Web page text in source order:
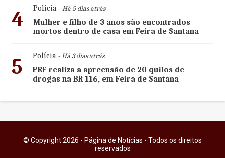
4 Polícia- Há 5 dias atrás
Mulher e filho de 3 anos são encontrados
mortos dentro de casa em Feira de Santana
5 Polícia- Há 3 dias atrás
PRF realiza a apreensão de 20 quilos de
drogas na BR 116, em Feira de Santana
© Copyright 2026 - Página de Notícias - Todos os direitos
reservados